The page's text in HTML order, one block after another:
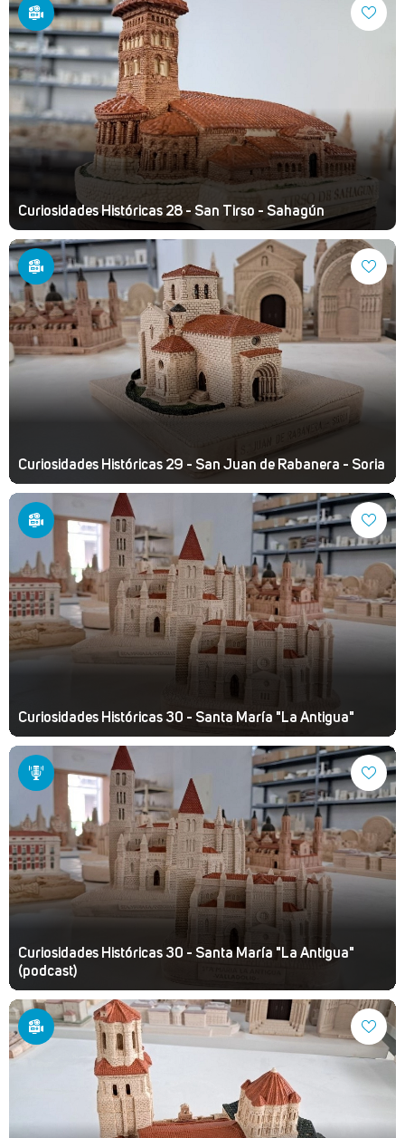
Curiosidades Históricas 28 - San Tirso - Sahagún
Curiosidades Históricas 29 - San Juan de Rabanera - Soria
Curiosidades Históricas 30 - Santa María "La Antigua"
Curiosidades Históricas 30 - Santa María "La Antigua"
(podcast)